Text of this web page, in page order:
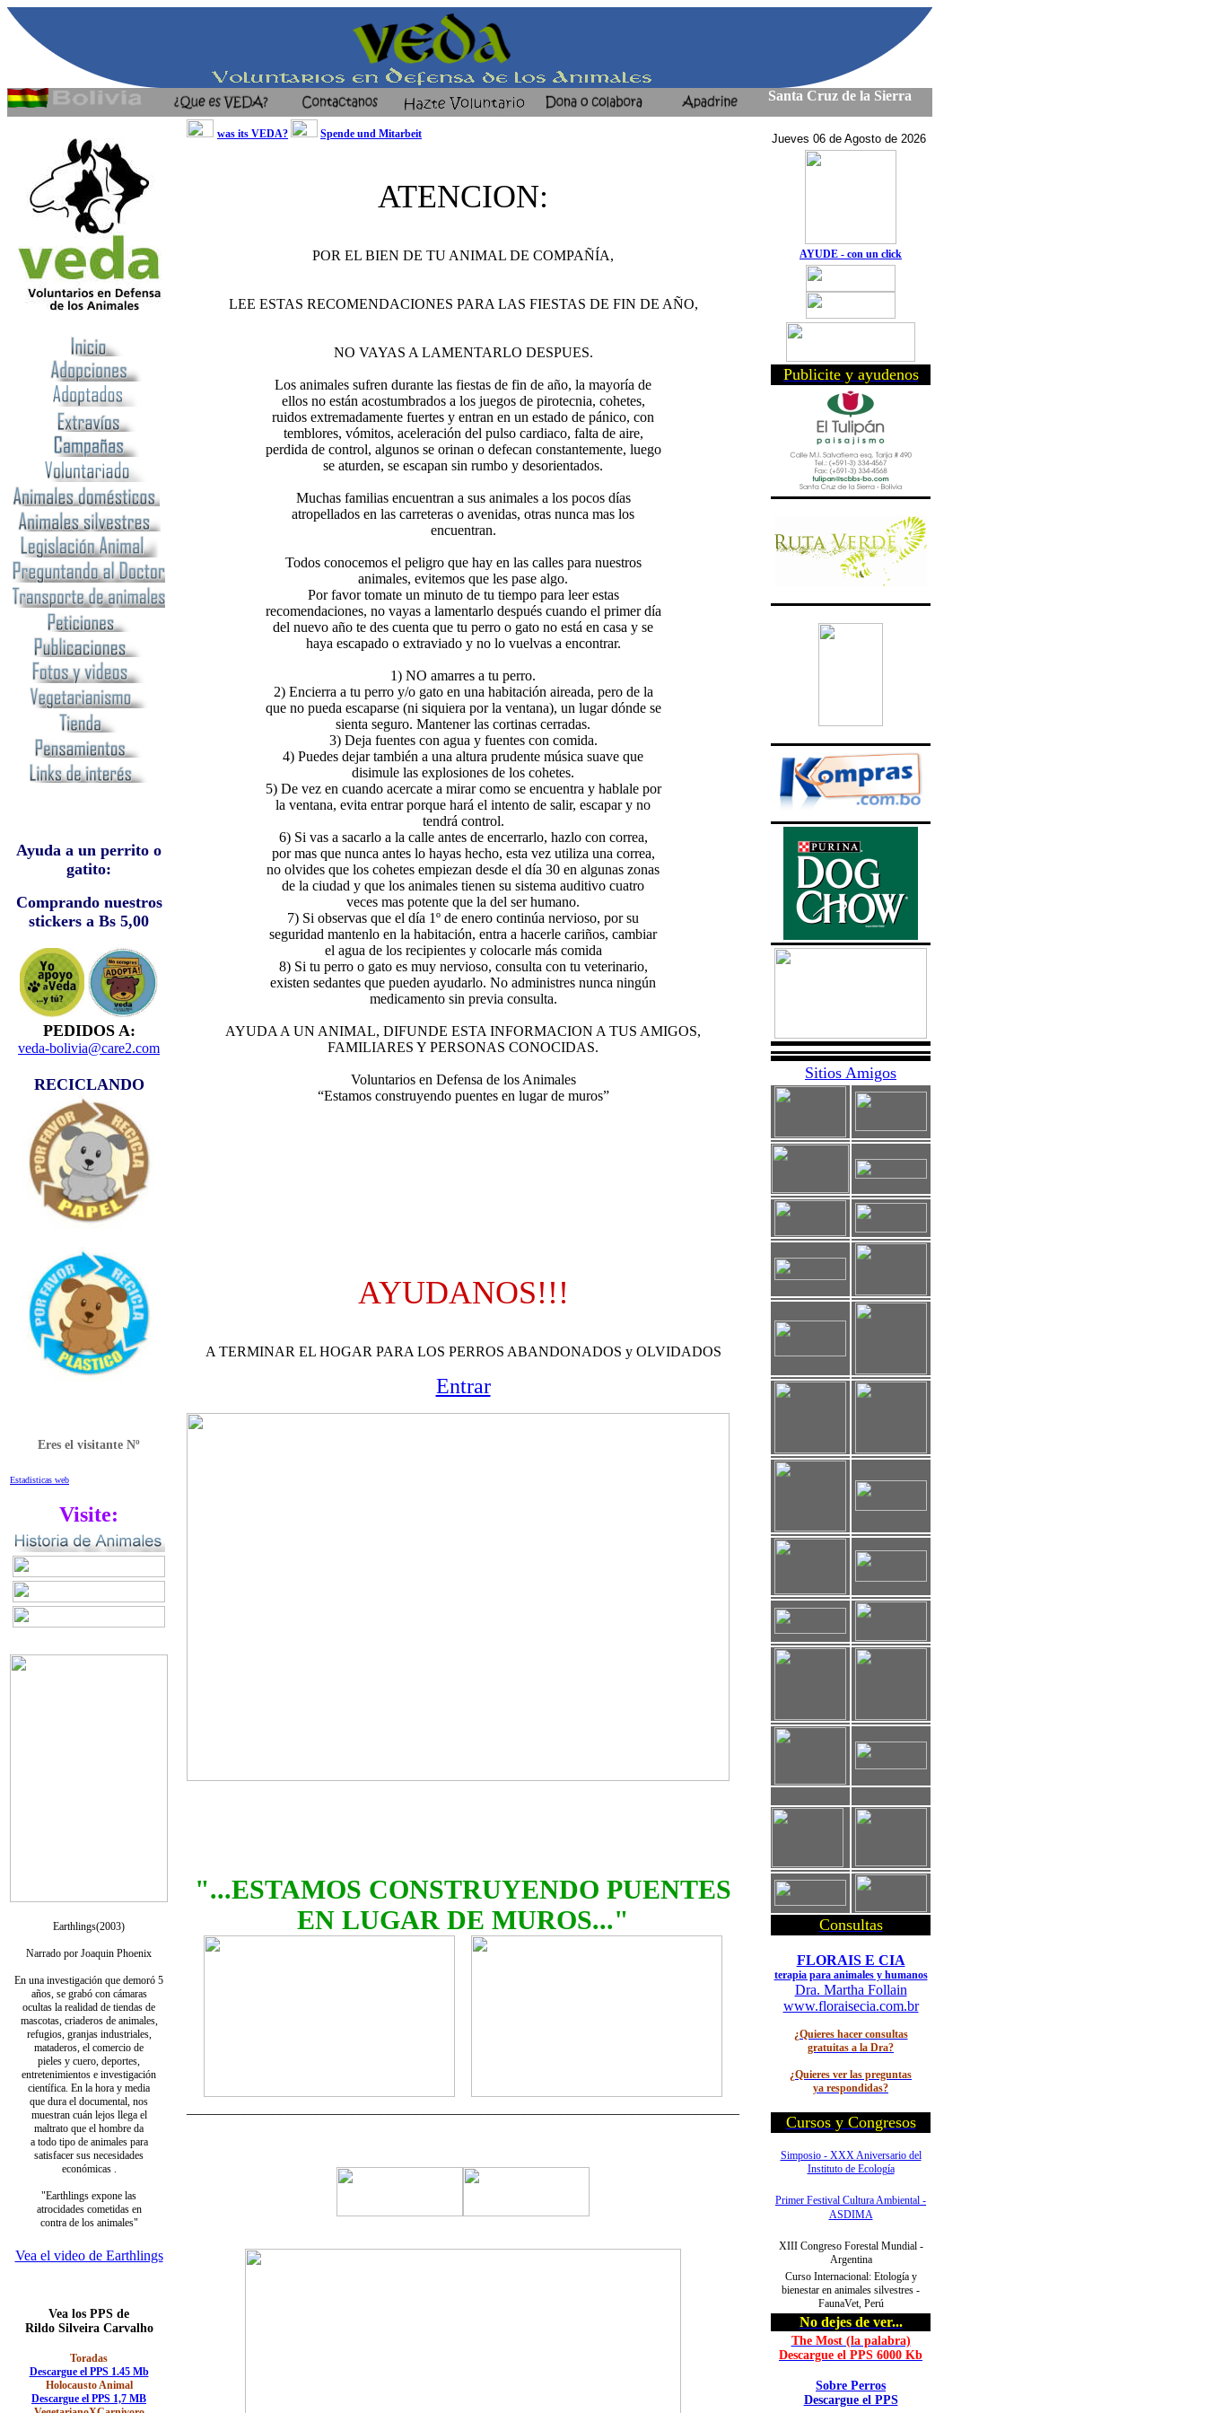
Santa Cruz de la Sierra
Ayuda a un perrito o
gatito:
Comprando nuestros
stickers a Bs 5,00
PEDIDOS A:
veda-bolivia@care2.com
RECICLANDO
Eres el visitante Nº
Estadisticas web
Visite:
Earthlings(2003)
Narrado por Joaquin Phoenix
En una investigación que demoró 5
años, se grabó con cámaras
ocultas la realidad de tiendas de
mascotas, criaderos de animales,
refugios, granjas industriales,
mataderos, el comercio de
pieles y cuero, deportes,
entretenimientos e investigación
científica. En la hora y media
que dura el documental, nos
muestran cuán lejos llega el
maltrato que el hombre da
a todo tipo de animales para
satisfacer sus necesidades
económicas .
"Earthlings expone las
atrocidades cometidas en
contra de los animales"
Vea el video de Earthlings
Vea los PPS de
Rildo Silveira Carvalho
Toradas
Descargue el PPS 1.45 Mb
Holocausto Animal
Descargue el PPS 1,7 MB
was its VEDA? Spende und Mitarbeit
ATENCION:
POR EL BIEN DE TU ANIMAL DE COMPAÑÍA,
LEE ESTAS RECOMENDACIONES PARA LAS FIESTAS DE FIN DE AÑO,
NO VAYAS A LAMENTARLO DESPUES.
Los animales sufren durante las fiestas de fin de año, la mayoría de
ellos no están acostumbrados a los juegos de pirotecnia, cohetes,
ruidos extremadamente fuertes y entran en un estado de pánico, con
temblores, vómitos, aceleración del pulso cardiaco, falta de aire,
perdida de control, algunos se orinan o defecan constantemente, luego
se aturden, se escapan sin rumbo y desorientados.
Muchas familias encuentran a sus animales a los pocos días
atropellados en las carreteras o avenidas, otras nunca mas los
encuentran.
Todos conocemos el peligro que hay en las calles para nuestros
animales, evitemos que les pase algo.
Por favor tomate un minuto de tu tiempo para leer estas
recomendaciones, no vayas a lamentarlo después cuando el primer día
del nuevo año te des cuenta que tu perro o gato no está en casa y se
haya escapado o extraviado y no lo vuelvas a encontrar.
1) NO amarres a tu perro.
2) Encierra a tu perro y/o gato en una habitación aireada, pero de la
que no pueda escaparse (ni siquiera por la ventana), un lugar dónde se
sienta seguro. Mantener las cortinas cerradas.
3) Deja fuentes con agua y fuentes con comida.
4) Puedes dejar también a una altura prudente música suave que
disimule las explosiones de los cohetes.
5) De vez en cuando acercate a mirar como se encuentra y hablale por
la ventana, evita entrar porque hará el intento de salir, escapar y no
tendrá control.
6) Si vas a sacarlo a la calle antes de encerrarlo, hazlo con correa,
por mas que nunca antes lo hayas hecho, esta vez utiliza una correa,
no olvides que los cohetes empiezan desde el día 30 en algunas zonas
de la ciudad y que los animales tienen su sistema auditivo cuatro
veces mas potente que la del ser humano.
7) Si observas que el día 1º de enero continúa nervioso, por su
seguridad mantenlo en la habitación, entra a hacerle cariños, cambiar
el agua de los recipientes y colocarle más comida
8) Si tu perro o gato es muy nervioso, consulta con tu veterinario,
existen sedantes que pueden ayudarlo. No administres nunca ningún
medicamento sin previa consulta.
AYUDA A UN ANIMAL, DIFUNDE ESTA INFORMACION A TUS AMIGOS,
FAMILIARES Y PERSONAS CONOCIDAS.
Voluntarios en Defensa de los Animales
“Estamos construyendo puentes en lugar de muros”
AYUDANOS!!!
A TERMINAR EL HOGAR PARA LOS PERROS ABANDONADOS y OLVIDADOS
Entrar
"...ESTAMOS CONSTRUYENDO PUENTES
EN LUGAR DE MUROS..."
Jueves 06 de Agosto de 2026
AYUDE - con un click
Publicite y ayudenos
Sitios Amigos
Consultas
FLORAIS E CIA
terapia para animales y humanos
Dra. Martha Follain
www.floraisecia.com.br
¿Quieres hacer consultas
gratuitas a la Dra?
¿Quieres ver las preguntas
ya respondidas?
Cursos y Congresos
Simposio - XXX Aniversario del
Instituto de Ecología
Primer Festival Cultura Ambiental -
ASDIMA
XIII Congreso Forestal Mundial -
Argentina
Curso Internacional: Etología y
bienestar en animales silvestres -
FaunaVet, Perú
No dejes de ver...
The Most (la palabra)
Descargue el PPS 6000 Kb
Sobre Perros
Descargue el PPS